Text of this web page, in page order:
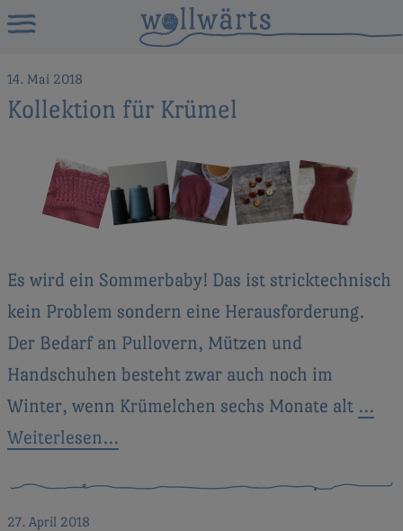
14. Mai 2018
Kollektion für Krümel
Es wird ein Sommerbaby! Das ist stricktechnisch
kein Problem sondern eine Herausforderung.
Der Bedarf an Pullovern, Mützen und
Handschuhen besteht zwar auch noch im
Winter, wenn Krümelchen sechs Monate alt …
Weiterlesen…
27. April 2018